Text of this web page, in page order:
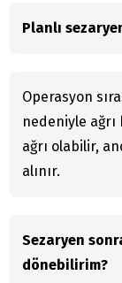
Planlı
Operasyon
nedeniyle
ağrı olabilir,
alınır.
Sezaryen
dönebilirim?